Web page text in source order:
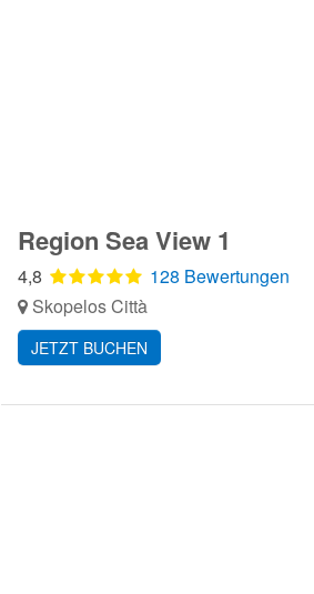
Region Sea View 1
4,8
128 Bewertungen
Skopelos Città
JETZT BUCHEN